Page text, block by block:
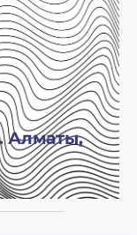
Алматы,